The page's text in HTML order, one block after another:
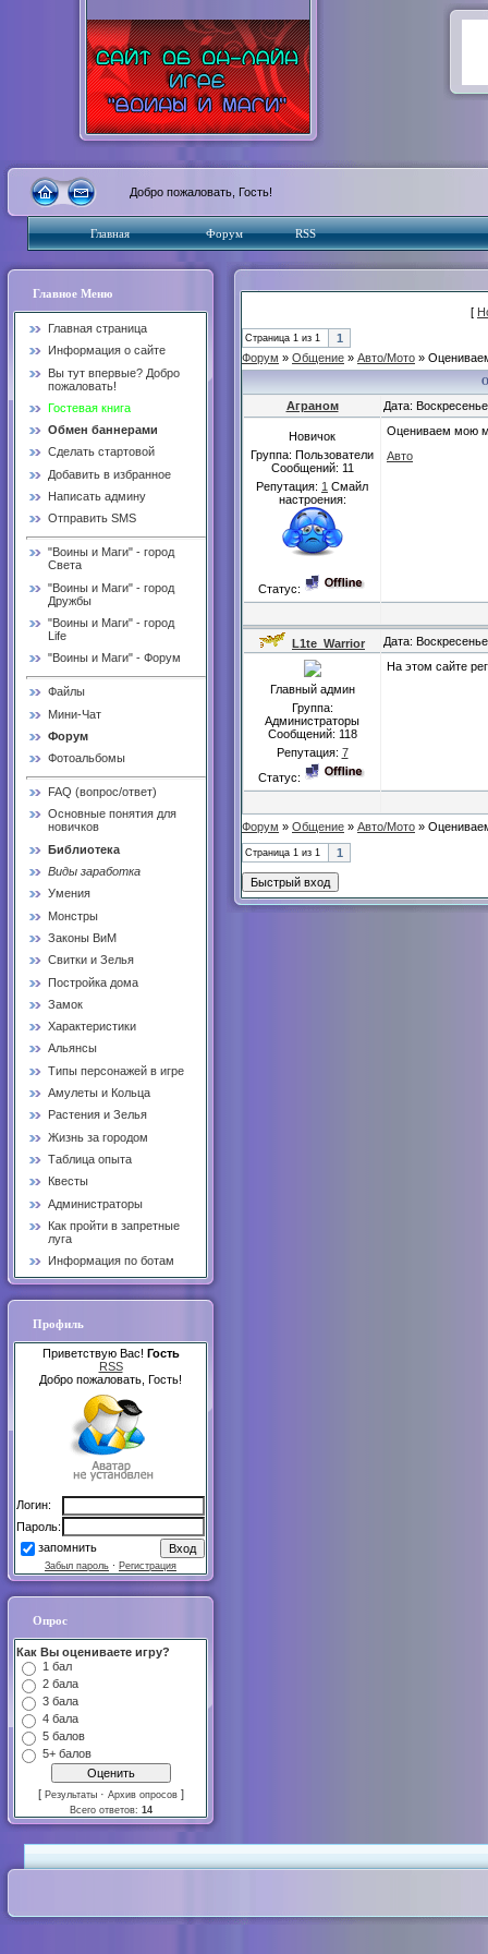
Добро пожаловать, Гость!
Главная Форум RSS
Главное Меню
Главная страница
Информация о сайте
Вы тут впервые? Добро
пожаловать!
Гостевая книга
Обмен баннерами
Сделать стартовой
Добавить в избранное
Написать админу
Отправить SMS
"Воины и Маги" - город
Света
"Воины и Маги" - город
Дружбы
"Воины и Маги" - город
Life
"Воины и Маги" - Форум
Файлы
Мини-Чат
Форум
Фотоальбомы
FAQ (вопрос/ответ)
Основные понятия для
новичков
Библиотека
Виды заработка
Умения
Монстры
Законы ВиМ
Свитки и Зелья
Постройка дома
Замок
Характеристики
Альянсы
Типы персонажей в игре
Амулеты и Кольца
Растения и Зелья
Жизнь за городом
Таблица опыта
Квесты
Администраторы
Как пройти в запретные
луга
Информация по ботам
Профиль
Приветствую Вас! Гость
RSS
Добро пожаловать, Гость!
Логин:
Пароль:
запомнить
Забыл пароль · Регистрация
Опрос
Как Вы оцениваете игру?
1 бал
2 бала
3 бала
4 бала
5 балов
5+ балов
[ Результаты · Архив опросов ]
Всего ответов: 14
[
Страница 1 из 1
1
Форум » Общение » Авто/Мото »
Аграном Дата:
Новичок
Группа: Пользователи
Сообщений: 11
Репутация: 1 Смайл
настроения:
Статус:
Оцениваем мою
Авто
L1te_Warrior Дата:
Главный админ
Группа:
Администраторы
Сообщений: 118
Репутация: 7
Статус:
На этом сайте
Форум » Общение » Авто/Мото »
Страница 1 из 1 1